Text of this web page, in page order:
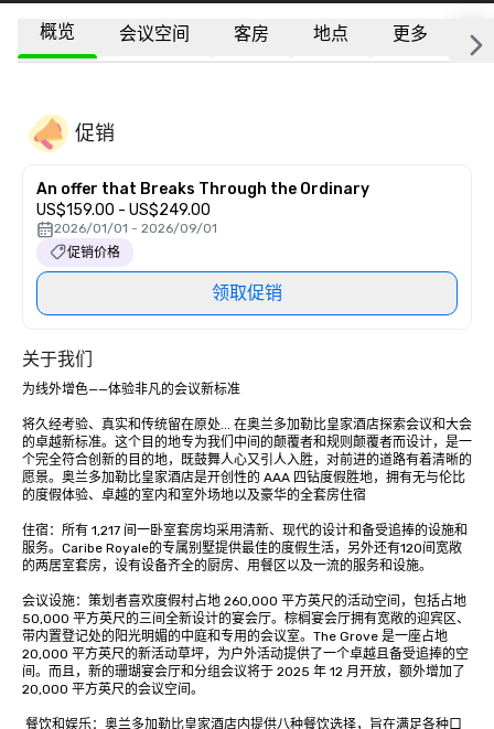
概览 会议空间 客房 地点 更多 常
促销
An offer that Breaks Through the Ordinary
US$159.00 - US$249.00
2026/01/01 - 2026/09/01
促销价格
领取促销
关于我们
为线外增色——体验非凡的会议新标准
将久经考验、真实和传统留在原处... 在奥兰多加勒比皇家酒店探索会议和大会
的卓越新标准。这个目的地专为我们中间的颠覆者和规则颠覆者而设计，是一
个完全符合创新的目的地，既鼓舞人心又引人入胜，对前进的道路有着清晰的
愿景。奥兰多加勒比皇家酒店是开创性的 AAA 四钻度假胜地，拥有无与伦比
的度假体验、卓越的室内和室外场地以及豪华的全套房住宿
住宿：所有 1,217 间一卧室套房均采用清新、现代的设计和备受追捧的设施和
服务。Caribe Royale的专属别墅提供最佳的度假生活，另外还有120间宽敞
的两居室套房，设有设备齐全的厨房、用餐区以及一流的服务和设施。
会议设施：策划者喜欢度假村占地 260,000 平方英尺的活动空间，包括占地
50,000 平方英尺的三间全新设计的宴会厅。棕榈宴会厅拥有宽敞的迎宾区、
带内置登记处的阳光明媚的中庭和专用的会议室。The Grove 是一座占地
20,000 平方英尺的新活动草坪，为户外活动提供了一个卓越且备受追捧的空
间。而且，新的珊瑚宴会厅和分组会议将于 2025 年 12 月开放，额外增加了
20,000 平方英尺的会议空间。